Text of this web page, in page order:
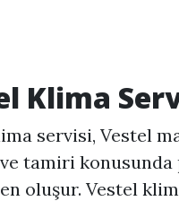
Klima
servisi, Vestel
ve tamiri
oluşur. Vestel